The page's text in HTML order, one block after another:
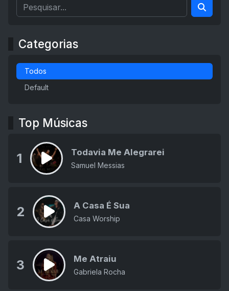
Categorias
Todos
Default
Top Músicas
1 Todavia Me Alegrarei
Samuel Messias
2 A Casa É Sua
Casa Worship
3 Me Atraiu
Gabriela Rocha